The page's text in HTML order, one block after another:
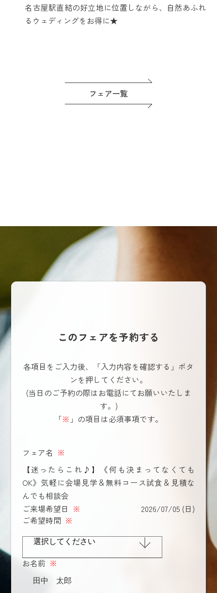
名古屋駅直結の好立地に位置しながら、自然あふれ
るウェディングをお得に★
フェア一覧
このフェアを予約する
各項目をご入力後、「入力内容を確認する」ボタ
ンを押してください。
(当日のご予約の際はお電話にてお願いいたしま
す。)
「※ 」の項目は必須事項です。
フェア名 ※
【迷ったらこれ♪】《何も決まってなくても
OK》気軽に会場見学＆無料コース試食＆見積な
んでも相談会
ご来場希望日 ※
2026/07/05 (日)
ご希望時間 ※
お名前 ※